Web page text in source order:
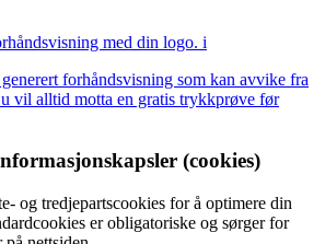
med din logo. i
forhåndsvisning som kan avvike fra
vil alltid motta en gratis trykkprøve før
(cookies)
og tredjepartscookies for å optimere din
er obligatoriske og sørger for